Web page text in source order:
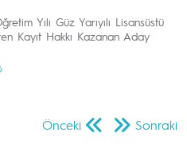
Yılı Güz Yarıyılı Lisansüstü
Kayıt Hakkı Kazanan Aday
Önceki Sonraki